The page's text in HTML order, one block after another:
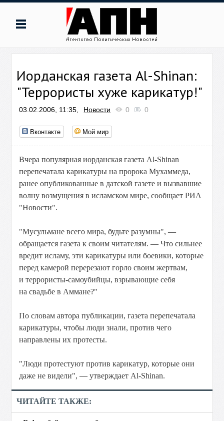
Иорданская газета Al-Shinan:
"Террористы хуже карикатур!"
03.02.2006, 11:35, Новости 0 0
Вконтакте Мой мир
Вчера популярная иорданская газета Al-Shinan
перепечатала карикатуры на пророка Мухаммеда,
ранее опубликованные в датской газете и вызвавшие
волну возмущения в исламском мире, сообщает РИА
"Новости".
"Мусульмане всего мира, будьте разумны", —
обращается газета к своим читателям. — Что сильнее
вредит исламу, эти карикатуры или боевики, которые
перед камерой перерезают горло своим жертвам,
и террористы-самоубийцы, взрывающие себя
на свадьбе в Аммане?"
По словам автора публикации, газета перепечатала
карикатуры, чтобы люди знали, против чего
направлены их протесты.
"Люди протестуют против карикатур, которые они
даже не видели", — утверждает Al-Shinan.
ЧИТАЙТЕ ТАКЖЕ: